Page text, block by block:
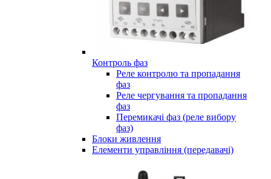
Контроль фаз
Реле контролю та пропадання
фаз
Реле чергування та пропадання
фаз
Перемикачі фаз (реле вибору
фаз)
Блоки живлення
Елементи управління (передавачі)